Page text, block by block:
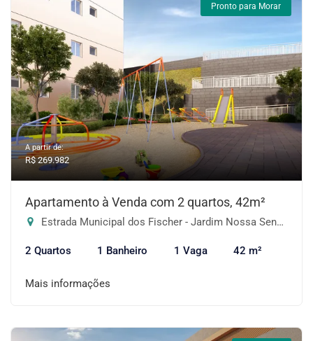
Pronto para Morar
A partir de:
R$ 269.982
Apartamento à Venda com 2 quartos, 42m²
Estrada Municipal dos Fischer - Jardim Nossa Senhora das Graças, Cotia-SP
2 Quartos 1 Banheiro 1 Vaga 42 m²
Mais informações